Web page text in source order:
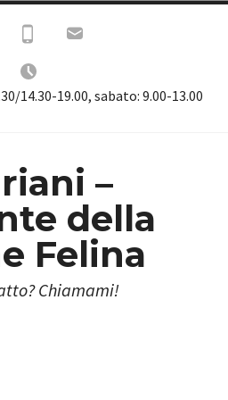
14.30-19.00, sabato: 9.00-13.00
–
della
Felina
Chiamami!